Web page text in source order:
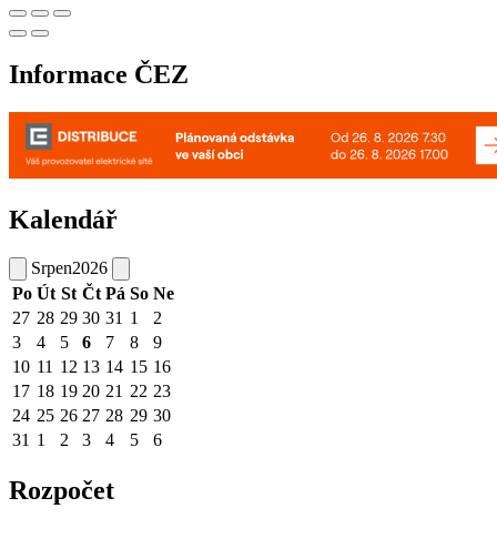
Informace ČEZ
Kalendář
Srpen2026
Po Út St Čt Pá So Ne
27 28 29 30 31 1
2
3
4 5 6 7 8
9
10 11 12 13 14 15 16
17 18 19 20 21 22 23
24 25 26 27 28 29 30
31 1 2 3 4 5 6
Rozpočet